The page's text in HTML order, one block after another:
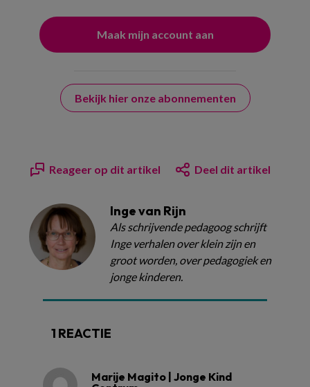
Bekijk hier onze abonnementen
Reageer op dit artikel Deel dit artikel
Inge van Rijn
Als schrijvende pedagoog schrijft
Inge verhalen over klein zijn en
groot worden, over pedagogiek en
jonge kinderen.
1 REACTIE
Marije Magito | Jonge Kind